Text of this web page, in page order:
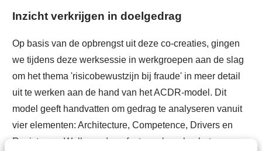
Inzicht verkrijgen in doelgedrag
Op basis van de opbrengst uit deze co-creaties, gingen
we tijdens deze werksessie in werkgroepen aan de slag
om het thema 'risicobewustzijn bij fraude' in meer detail
uit te werken aan de hand van het ACDR-model. Dit
model geeft handvatten om gedrag te analyseren vanuit
vier elementen: Architecture, Competence, Drivers en
Resistance. Welke gedragsfactoren bepalen het